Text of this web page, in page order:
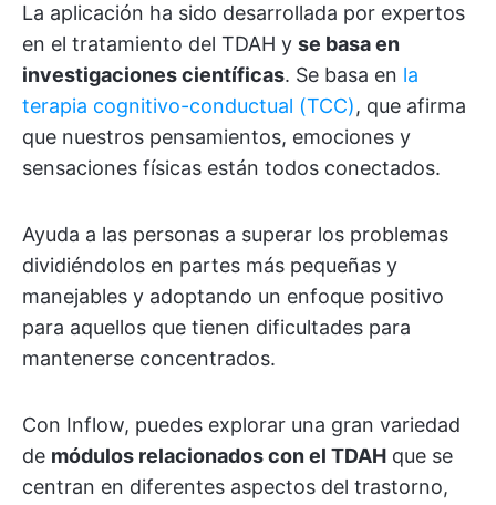
La aplicación ha sido desarrollada por expertos
en el tratamiento del TDAH y se basa en
investigaciones científicas. Se basa en la
terapia cognitivo-conductual (TCC), que afirma
que nuestros pensamientos, emociones y
sensaciones físicas están todos conectados.
Ayuda a las personas a superar los problemas
dividiéndolos en partes más pequeñas y
manejables y adoptando un enfoque positivo
para aquellos que tienen dificultades para
mantenerse concentrados.
Con Inflow, puedes explorar una gran variedad
de módulos relacionados con el TDAH que se
centran en diferentes aspectos del trastorno,